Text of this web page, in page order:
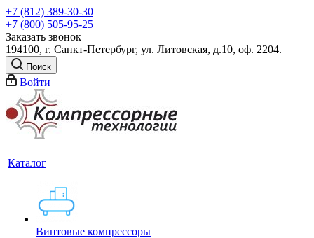
+7 (812) 389-30-30
+7 (800) 505-95-25
Заказать звонок
194100, г. Санкт-Петербург, ул. Литовская, д.10, оф. 2204.
Поиск
Войти
Каталог
Винтовые компрессоры